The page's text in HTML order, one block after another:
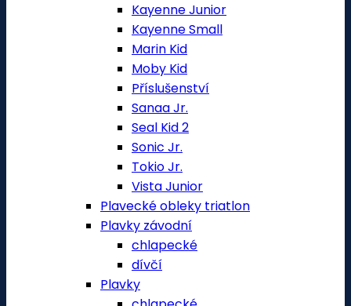
Kayenne Junior
Kayenne Small
Marin Kid
Moby Kid
Příslušenství
Sanaa Jr.
Seal Kid 2
Sonic Jr.
Tokio Jr.
Vista Junior
Plavecké obleky triatlon
Plavky závodní
chlapecké
dívčí
Plavky